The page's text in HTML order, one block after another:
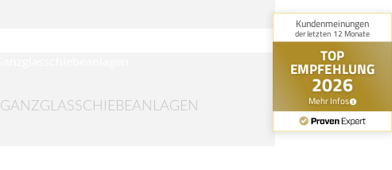
GANZGLASSCHIEBEANLAGEN